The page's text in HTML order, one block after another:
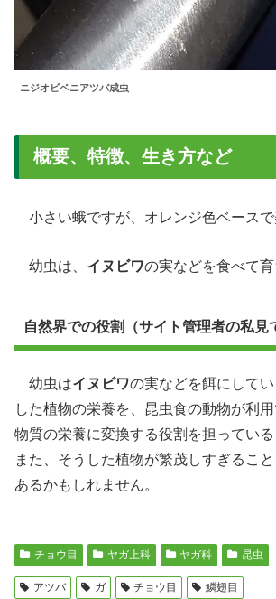
ニジオビベニアツバ成虫
概要、特徴、生き方など
小さい蛾ですが、オレンジ色ベースで
幼虫は、 イヌビワの実などを食べて育
自然界での役割（サイト管理者の私見
幼虫はイヌビワの実などを餌にして
した植物の栄養を、昆虫食の動物が利
物質の栄養に変換する役割を担っている
また、そうした植物が繁茂しすぎるこ
あるかもしれません。
チョウ目 ヤガ上科 ヤガ科 昆虫
アツバ ガ チョウ目 鱗翅目